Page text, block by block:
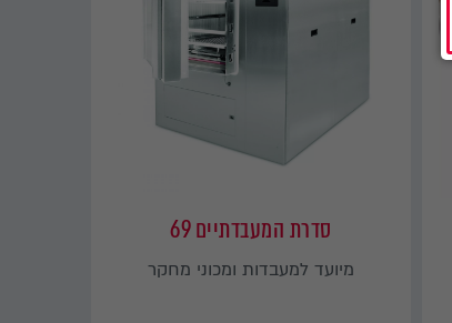
סדרת המעבדתיים 69
מיועד למעבדות ומכוני מחקר